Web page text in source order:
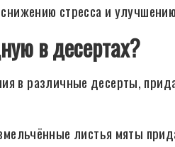
стресса и
в десертах?
в различные десерты,
листья мяты